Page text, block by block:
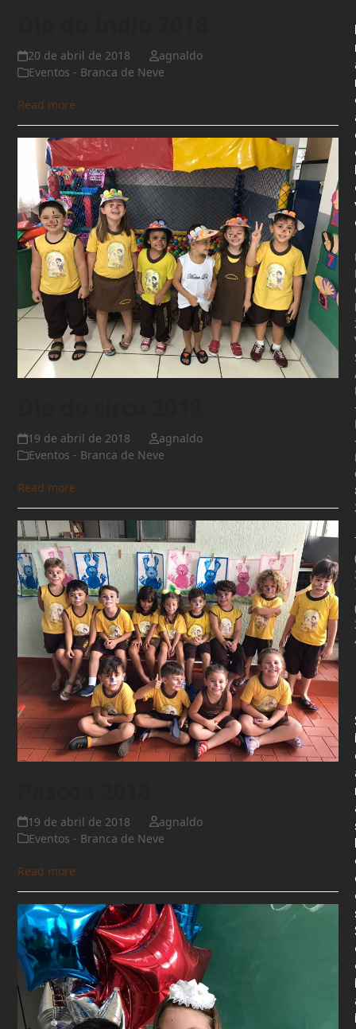
20 de abril de 2018
agnaldo
Eventos - Branca de Neve
Read more
19 de abril de 2018
agnaldo
Eventos - Branca de Neve
Read more
19 de abril de 2018
agnaldo
Eventos - Branca de Neve
Read more